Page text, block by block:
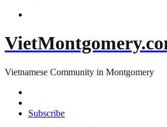
Vietnamese Community in Montgomery
Subscribe